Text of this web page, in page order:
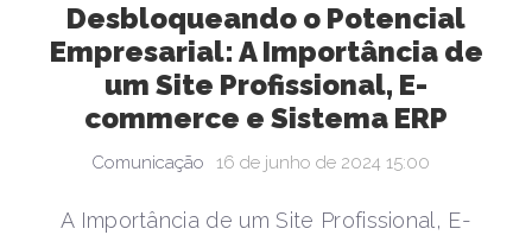
Desbloqueando o Potencial
Empresarial: A Importância de
um Site Profissional, E-
commerce e Sistema ERP
Comunicação 16 de junho de 2024 15:00
A Importância de um Site Profissional, E-